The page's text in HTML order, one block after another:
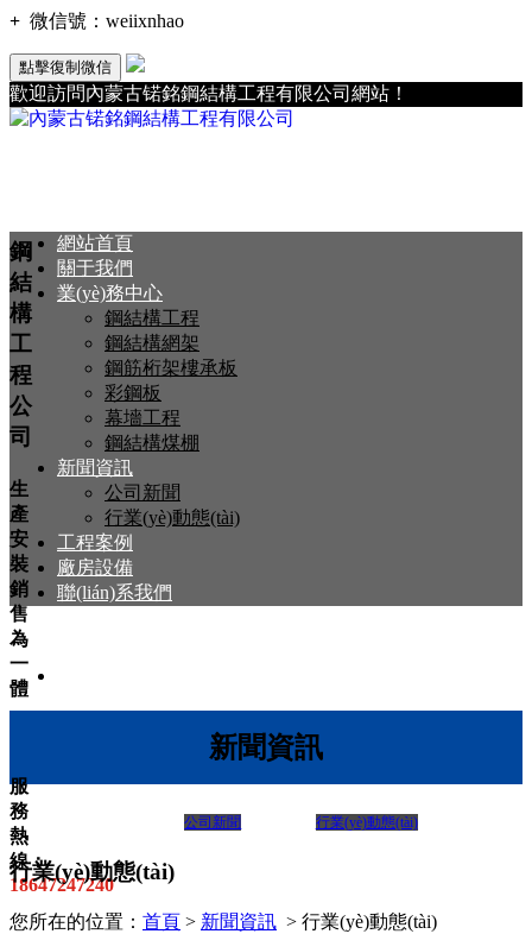
+ 微信號： weiixnhao
點擊復制微信
歡迎訪問內蒙古锘銘鋼結構工程有限公司網站！
鋼
結
構
工
程
公
司
生
產
安
裝
銷
售
為
一
體
服
務
熱
線：
18647247240
網站首頁
關于我們
業(yè)務中心
鋼結構工程
鋼結構網架
鋼筋桁架樓承板
彩鋼板
幕墻工程
鋼結構煤棚
新聞資訊
公司新聞
行業(yè)動態(tài)
工程案例
廠房設備
聯(lián)系我們
新聞資訊
公司新聞 行業(yè)動態(tài)
行業(yè)動態(tài)
您所在的位置： 首頁 > 新聞資訊 > 行業(yè)動態(tài)